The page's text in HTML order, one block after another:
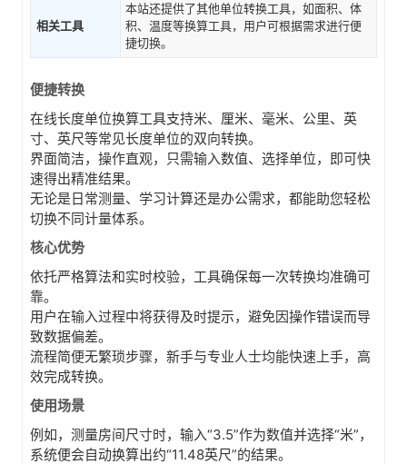
相关工具
本站还提供了其他单位转换工具，如面积、体
积、温度等换算工具，用户可根据需求进行便
捷切换。
便捷转换
在线长度单位换算工具支持米、厘米、毫米、公里、英
寸、英尺等常见长度单位的双向转换。
界面简洁，操作直观，只需输入数值、选择单位，即可快
速得出精准结果。
无论是日常测量、学习计算还是办公需求，都能助您轻松
切换不同计量体系。
核心优势
依托严格算法和实时校验，工具确保每一次转换均准确可
靠。
用户在输入过程中将获得及时提示，避免因操作错误而导
致数据偏差。
流程简便无繁琐步骤，新手与专业人士均能快速上手，高
效完成转换。
使用场景
例如，测量房间尺寸时，输入“3.5”作为数值并选择“米”，
系统便会自动换算出约“11.48英尺”的结果。